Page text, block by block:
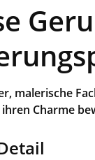
malerische
Charme